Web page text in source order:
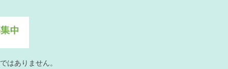
はありません。